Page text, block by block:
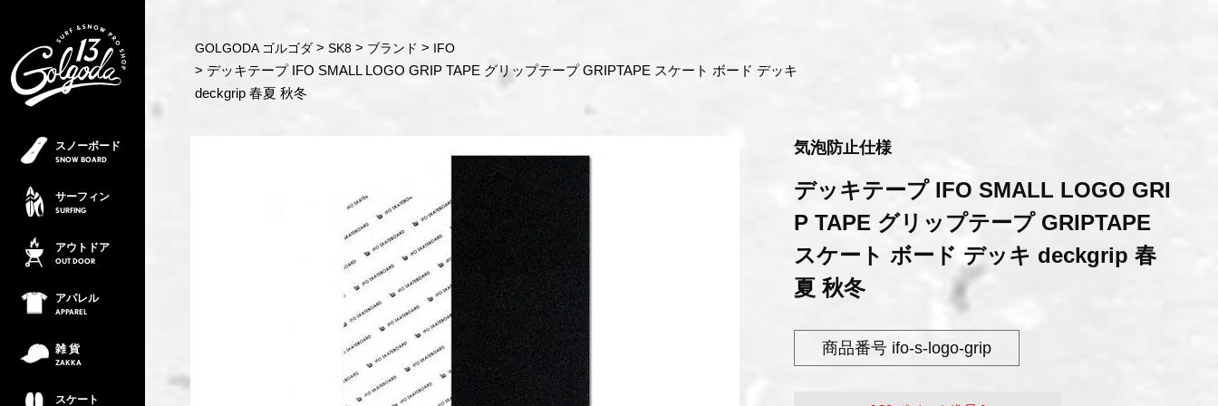
スノーボード
SNOW BOARD
サーフィン
SURFING
アウトドア
OUT DOOR
アパレル
APPAREL
雑 貨
ZAKKA
スケート
GOLGODA ゴルゴダ SK8 ブランド IFO
デッキテープ IFO SMALL LOGO GRIP TAPE グリップテープ GRIPTAPE スケート ボード デッキ
deckgrip 春夏 秋冬
気泡防止仕様
デッキテープ IFO SMALL LOGO GRI
P TAPE グリップテープ GRIPTAPE
スケート ボード デッキ deckgrip 春
夏 秋冬
商品番号 ifo-s-logo-grip